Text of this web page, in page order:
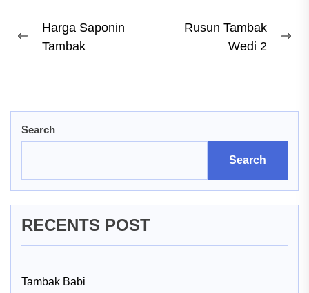
Post
navigation
Previous
Harga Saponin
Tambak
Rusun Tambak
Wedi 2
Search
Search
RECENTS POST
Tambak Babi